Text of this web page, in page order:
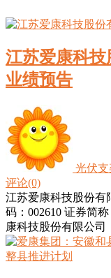
江苏爱康科技
业绩预告
光伏支
评论(0)
江苏爱康科技股份有
码：002610 证券简
康科技股份有限公司